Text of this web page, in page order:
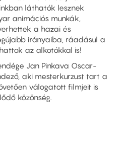
láthatók lesznek
animációs munkák,
a hazai és
irányaiba, ráadásul a
az alkotókkal is!
Jan Pinkava Oscar-
aki mesterkurzust tart a
válogatott filmjeit is
közönség.